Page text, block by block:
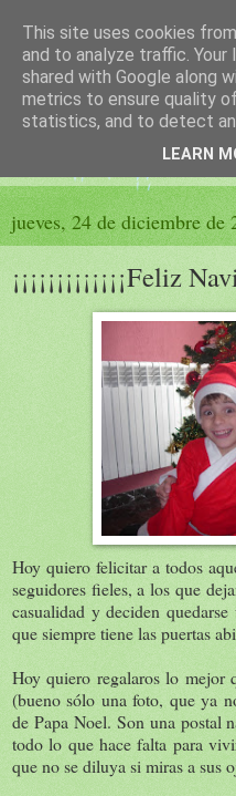
El sueño de
PÁGINA LITERARIA DE
jueves, 24 de diciembre de
¡¡¡¡¡¡¡¡¡¡¡¡¡Feliz
Hoy quiero felicitar a todos
seguidores fieles, a los que
casualidad y deciden
que siempre tiene las puertas
Hoy quiero regalaros lo mejor
(bueno sólo una foto, que ya
de Papa Noel. Son una postal
todo lo que hace falta para
que no se diluya si miras a sus
This site uses cookies
and to analyze traffic. Your
shared with Google along
metrics to ensure quality
statistics, and to detect
LEARN